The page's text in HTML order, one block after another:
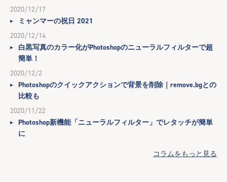
2020/12/17
ミャンマーの祝日 2021
2020/12/14
白黒写真のカラー化がPhotoshopのニューラルフィルターで超
簡単！
2020/12/2
Photoshopのクイックアクションで背景を削除｜remove.bgとの
比較も
2020/11/22
Photoshop新機能「ニューラルフィルター」でレタッチが簡単
に
コラムをもっと見る